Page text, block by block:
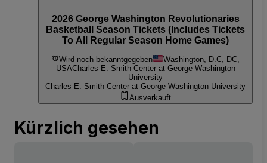
2026 George Washington Revolutionaries
Basketball Season Tickets (Includes Tickets
To All Regular Season Home Games)
Wird noch bekanntgegeben
Washington, D.C, DC,
USACharles E. Smith Center at George Washington
University
Charles E. Smith Center at George Washington University
Ausverkauft
Kürzlich gesehen